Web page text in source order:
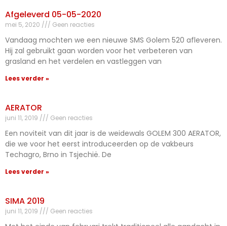
Afgeleverd 05-05-2020
mei 5, 2020 Geen reacties
Vandaag mochten we een nieuwe SMS Golem 520 afleveren.
Hij zal gebruikt gaan worden voor het verbeteren van
grasland en het verdelen en vastleggen van
Lees verder »
AERATOR
juni 11, 2019 Geen reacties
Een noviteit van dit jaar is de weidewals GOLEM 300 AERATOR,
die we voor het eerst introduceerden op de vakbeurs
Techagro, Brno in Tsjechië. De
Lees verder »
SIMA 2019
juni 11, 2019 Geen reacties